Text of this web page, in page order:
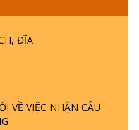
ĐĨA
VỀ VIỆC NHẬN CÂU
P25 - SUỐT 49 NĂM
GIAN KHÔNG? |